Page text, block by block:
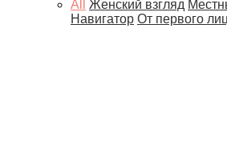
All
Женский взгляд
Навигатор От первого